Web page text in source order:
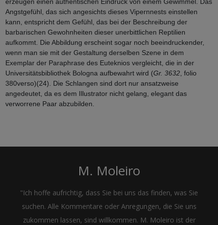
Angstgefühl, das sich angesichts dieses Vipernnests einstellen
kann, entspricht dem Gefühl, das bei der Beschreibung der
barbarischen Gewohnheiten dieser unerbittlichen Reptilien
aufkommt. Die Abbildung erscheint sogar noch beeindruckender,
wenn man sie mit der Gestaltung derselben Szene in dem
Exemplar der Paraphrase des Euteknios vergleicht, die in der
Universitätsbibliothek Bologna aufbewahrt wird (Gr. 3632, folio
380verso)(24). Die Schlangen sind dort nur ansatzweise
angedeutet, da es dem Illustrator nicht gelang, elegant das
verworrene Paar abzubilden.
M. Moleiro
"Ich hoffe aufrichtig, dass Sie bei uns das finden, was Sie
suchen. Alle Kommentare oder Anregungen, die Sie uns
zukommen lassen, sind willkommen. M. Moleiro ist der